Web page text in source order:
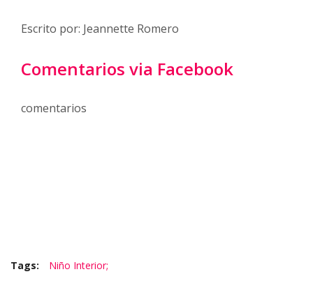
Escrito por: Jeannette Romero
Comentarios via Facebook
comentarios
Tags: Niño Interior;